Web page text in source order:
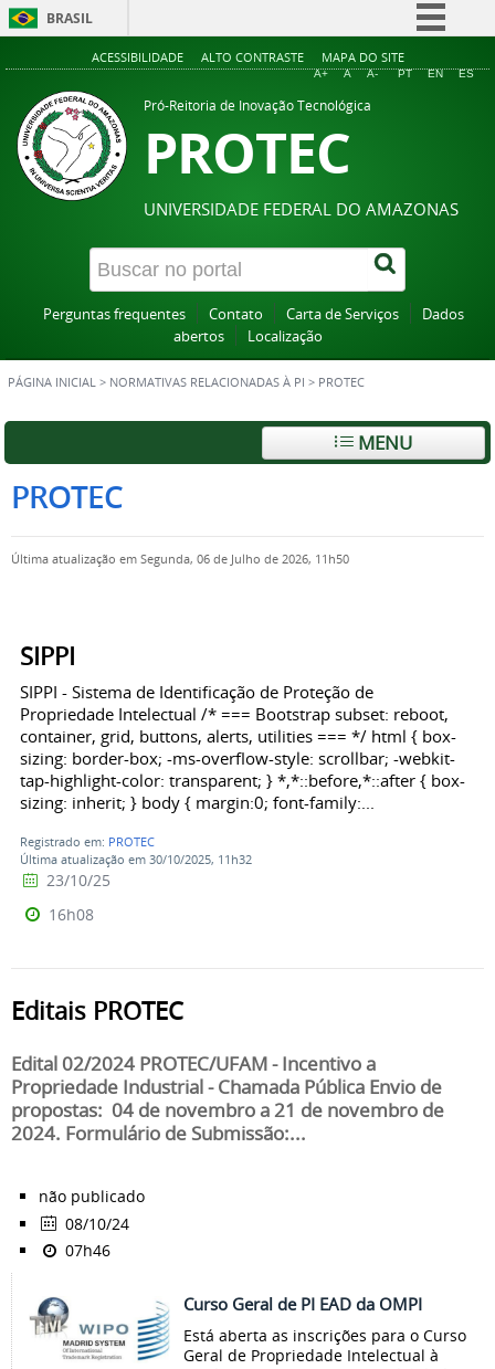
BRASIL
Simplifique!
Acesso à informação
ACESSIBILIDADE ALTO CONTRASTE MAPA DO SITE
A+ A A- PT EN ES
Pró-Reitoria de Inovação Tecnológica
PROTEC
UNIVERSIDADE FEDERAL DO AMAZONAS
Perguntas frequentes Contato Carta de Serviços
Dados
abertos
Localização
PÁGINA INICIAL > NORMATIVAS RELACIONADAS À PI > PROTEC
MENU
PROTEC
Última atualização em Segunda, 06 de Julho de 2026, 11h50
SIPPI
SIPPI - Sistema de Identificação de Proteção de
Propriedade Intelectual /* === Bootstrap subset: reboot,
container, grid, buttons, alerts, utilities === */ html { box-
sizing: border-box; -ms-overflow-style: scrollbar; -webkit-
tap-highlight-color: transparent; } *,*::before,*::after { box-
sizing: inherit; } body { margin:0; font-family:...
Registrado em: PROTEC
Última atualização em 30/10/2025, 11h32
23/10/25
16h08
Editais PROTEC
Edital 02/2024 PROTEC/UFAM - Incentivo a
Propriedade Industrial - Chamada Pública Envio de
propostas: 04 de novembro a 21 de novembro de
2024. Formulário de Submissão:...
não publicado
08/10/24
07h46
Curso Geral de PI EAD da OMPI
Está aberta as inscrições para o Curso
Geral de Propriedade Intelectual à